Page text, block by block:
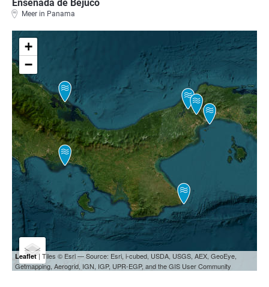
Ensenada de Bejuco
Meer in Panama
+
−
Leaflet| Tiles © Esri — Source: Esri, i-cubed, USDA, USGS, AEX, GeoEye,
Getmapping, Aerogrid, IGN, IGP, UPR-EGP, and the GIS User Community